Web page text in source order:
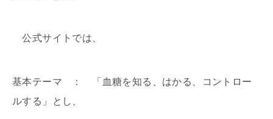
公式サイトでは、
基本テーマ ： 「血糖を知る、はかる、コントロー
ルする」とし、